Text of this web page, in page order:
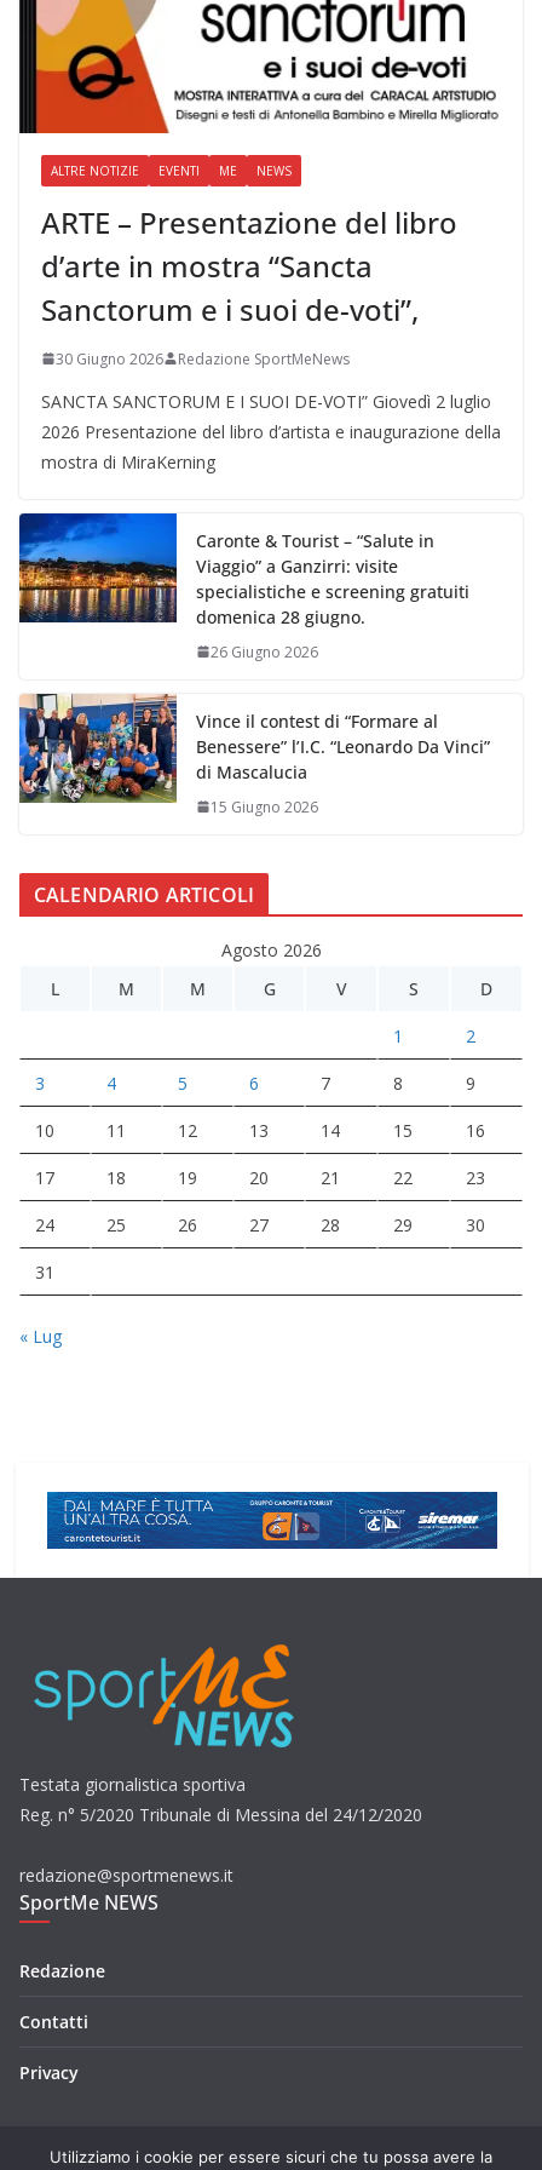
ALTRE NOTIZIE EVENTI ME NEWS
ARTE – Presentazione del libro
d’arte in mostra “Sancta
Sanctorum e i suoi de-voti”,
30 Giugno 2026 Redazione SportMeNews
SANCTA SANCTORUM E I SUOI DE-VOTI” Giovedì 2 luglio
2026 Presentazione del libro d’artista e inaugurazione della
mostra di MiraKerning
Caronte & Tourist – “Salute in
Viaggio” a Ganzirri: visite
specialistiche e screening gratuiti
domenica 28 giugno.
26 Giugno 2026
Vince il contest di “Formare al
Benessere” l’I.C. “Leonardo Da Vinci”
di Mascalucia
15 Giugno 2026
CALENDARIO ARTICOLI
Agosto 2026
L
M M G V S D
1 2
3 4 5 6 7 8 9
10 11 12 13 14 15 16
17 18 19 20 21 22 23
24 25 26 27 28 29 30
31
« Lug
Testata giornalistica sportiva
Reg. n° 5/2020 Tribunale di Messina del 24/12/2020
redazione@sportmenews.it
SportMe NEWS
Redazione
Contatti
Privacy
Utilizziamo i cookie per essere sicuri che tu possa avere la